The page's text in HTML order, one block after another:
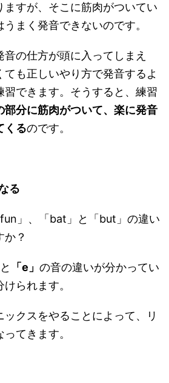
ますが、そこに筋肉がついてい
まく発音できないのです。
の仕方が頭に入ってしまえ
も正しいやり方で発音するよ
習できます。そうすると、練習
部分に筋肉がついて、楽に発音
くるのです。
る
」、「bat」と「but」の違い
か？
と 「e」 の音の違いが分かってい
られます。
ックスをやることによって、リ
てきます。